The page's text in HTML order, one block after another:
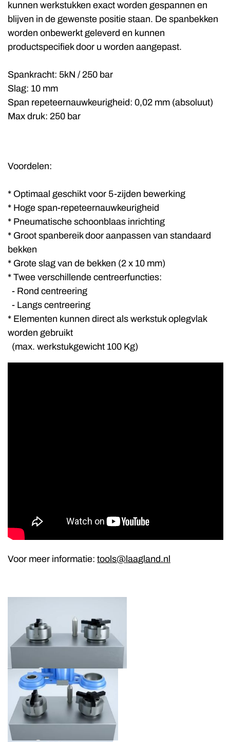
kunnen werkstukken exact worden gespannen en
blijven in de gewenste positie staan. De spanbekken
worden onbewerkt geleverd en kunnen
productspecifiek door u worden aangepast.
Spankracht: 5kN / 250 bar
Slag: 10 mm
Span repeteernauwkeurigheid: 0,02 mm (absoluut)
Max druk: 250 bar
Voordelen:
* Optimaal geschikt voor 5-zijden bewerking
* Hoge span-repeteernauwkeurigheid
* Pneumatische schoonblaas inrichting
* Groot spanbereik door aanpassen van standaard
bekken
* Grote slag van de bekken (2 x 10 mm)
* Twee verschillende centreerfuncties:
- Rond centreering
- Langs centreering
* Elementen kunnen direct als werkstuk oplegvlak
worden gebruikt
(max. werkstukgewicht 100 Kg)
Voor meer informatie: tools@laagland.nl